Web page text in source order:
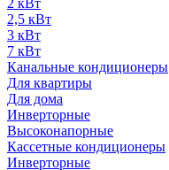
2 кВт
2,5 кВт
3 кВт
7 кВт
Канальные кондиционеры
Для квартиры
Для дома
Инверторные
Высоконапорные
Кассетные кондиционеры
Инверторные